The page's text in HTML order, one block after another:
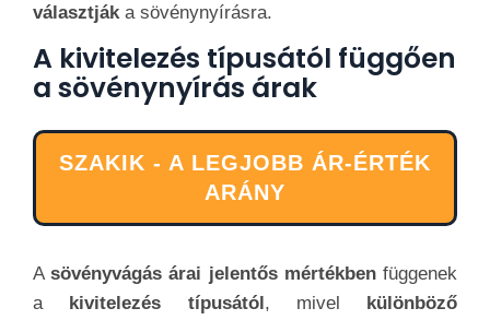
választják a sövénynyírásra.
A kivitelezés típusától függően
a sövénynyírás árak
SZAKIK - A LEGJOBB ÁR-ÉRTÉK
ARÁNY
Asövényvágás árai jelentős mértékbenfüggenek
a kivitelezés típusától, mivel különböző